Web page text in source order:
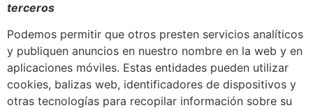
terceros
Podemos permitir que otros presten servicios analíticos
y publiquen anuncios en nuestro nombre en la web y en
aplicaciones móviles. Estas entidades pueden utilizar
cookies, balizas web, identificadores de dispositivos y
otras tecnologías para recopilar información sobre su